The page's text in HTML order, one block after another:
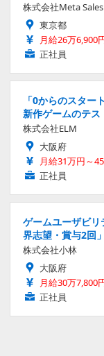
株式会社Meta Sales
東京都
月給26万6,900
正社員
「0からのスタ
新作ゲームのテス
株式会社ELM
大阪府
月給31万円～
正社員
ゲームユーザビ
界志望・賞与2回
株式会社小林
大阪府
月給30万7,800
正社員